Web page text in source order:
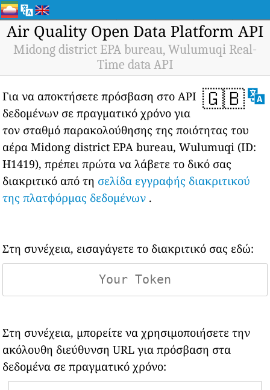
Air Quality Open Data Platform API
Midong district EPA bureau, Wulumuqi Real-
Time data API
🇬🇧
Για να αποκτήσετε πρόσβαση στο API
δεδομένων σε πραγματικό χρόνο για
τον σταθμό παρακολούθησης της ποιότητας του
αέρα Midong district EPA bureau, Wulumuqi (ID:
H1419), πρέπει πρώτα να λάβετε το δικό σας
διακριτικό από τη σελίδα εγγραφής διακριτικού
της πλατφόρμας δεδομένων .
Στη συνέχεια, εισαγάγετε το διακριτικό σας εδώ:
Στη συνέχεια, μπορείτε να χρησιμοποιήσετε την
ακόλουθη διεύθυνση URL για πρόσβαση στα
δεδομένα σε πραγματικό χρόνο: